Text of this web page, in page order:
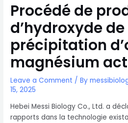
Procédé de
d’hydroxyde
précipitation
magnésium
Leave a Comment / By
15, 2025
Hebei Messi Biology Co., Ltd. a
rapports dans la technologie